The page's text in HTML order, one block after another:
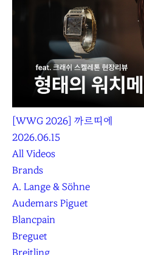
[WWG 2026] 까르띠에
2026.06.15
All Videos
Brands
A. Lange & Söhne
Audemars Piguet
Blancpain
Breguet